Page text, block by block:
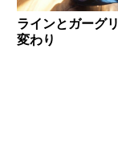
ラインとガーグ
変わり